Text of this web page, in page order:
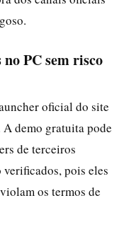
PC sem risco
oficial do site
demo gratuita pode
de terceiros
pois eles
os termos de